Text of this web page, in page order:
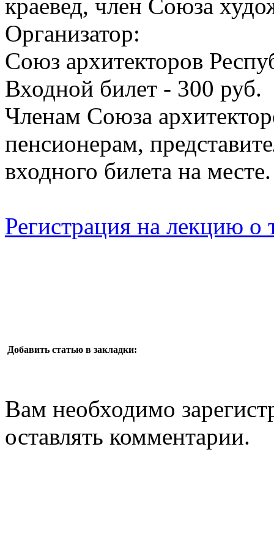
краевед, член Союза
Организатор:
Союз архитекторов
Входной билет - 300 руб.
Членам Союза
пенсионерам,
входного билета на
Регистрация на лекцию о
Добавить статью в закладки:
Вам необходимо
оставлять комментарии.